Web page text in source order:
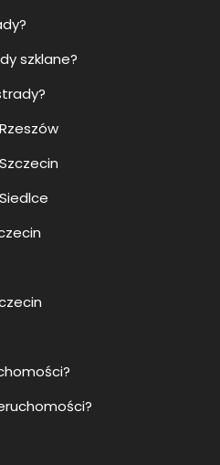
szklane?